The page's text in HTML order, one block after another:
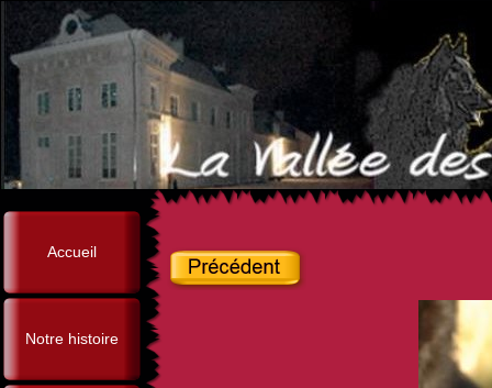
Accueil
Notre histoire